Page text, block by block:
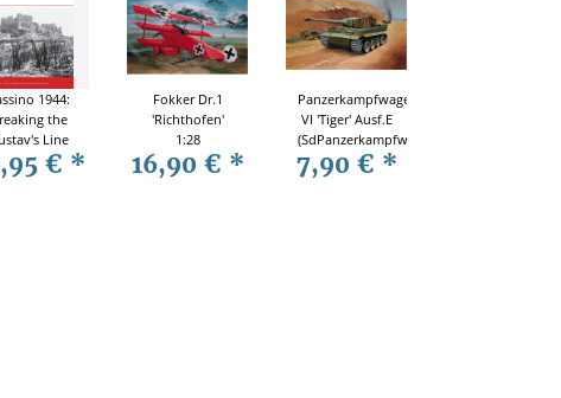
1944:
the
Line
(CAM
Nr. 134)
€ *
Fokker Dr.1
'Richthofen'
1:28
16,90 € *
Panzerkampfwagen
VI 'Tiger' Ausf.E
(SdPanzerkampfwagen
VI 'Tiger
7,90 € *